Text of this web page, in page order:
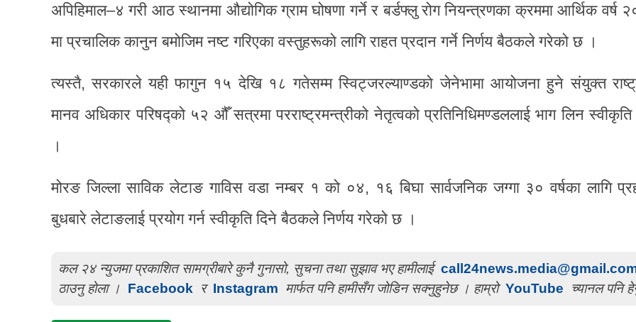
अपिहिमाल–४ गरी आठ स्थानमा औद्योगिक ग्राम घोषणा गर्ने र बर्डफ्लु रोग नियन्त्रणका क्रममा आर्थिक वर्ष
मा प्रचालिक कानुन बमोजिम नष्ट गरिएका वस्तुहरूको लागि राहत प्रदान गर्ने निर्णय बैठकले गरेको छ ।
त्यस्तै, सरकारले यही फागुन १५ देखि १८ गतेसम्म स्विट्जरल्याण्डको जेनेभामा आयोजना हुने संयुक्त
मानव अधिकार परिषद्को ५२ औँ सत्रमा परराष्ट्रमन्त्रीको नेतृत्वको प्रतिनिधिमण्डललाई भाग लिन
।
मोरङ जिल्ला साविक लेटाङ गाविस वडा नम्बर १ को ०४, १६ बिघा सार्वजनिक जग्गा ३० वर्षका लागि
बुधबारे लेटाङलाई प्रयोग गर्न स्वीकृति दिने बैठकले निर्णय गरेको छ ।
कल २४ न्युजमा प्रकाशित सामग्रीबारे कुनै गुनासो, सुचना तथा सुझाव भए हामीलाई
ठाउनु होला ।
Facebook र Instagram मार्फत पनि हामीसँग जोडिन सक्नुहुनेछ । हाम्रो YouTube च्यानल पनि